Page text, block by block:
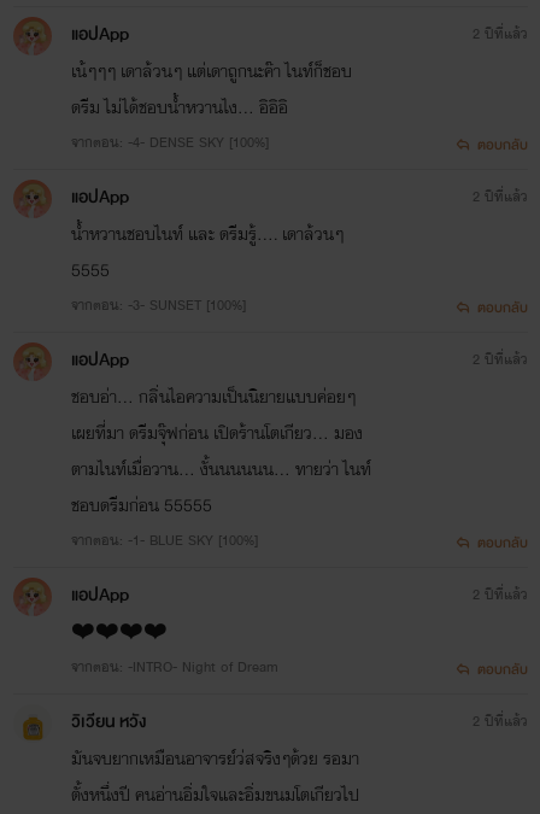
แอปApp
เน้ๆๆๆ เดาล้วนๆ แต่เดาถูกนะค๊า ไนท์ก็ชอบ
ดรีม ไม่ได้ชอบน้ำหวานไง... อิอิอิ
จากตอน: -4- DENSE SKY [100%]
2 ปีที่แล้ว
ตอบกลับ
แอปApp
น้ำหวานชอบไนท์ และ ดรีมรู้.... เดาล้วนๆ
5555
จากตอน: -3- SUNSET [100%]
2 ปีที่แล้ว
ตอบกลับ
แอปApp
ชอบอ่า... กลิ่นไอความเป็นนิยายแบบค่อยๆ
เผยที่มา ดรีมจุ๊ฟก่อน เปิดร้านโตเกียว... มอง
ตามไนท์เมื่อวาน... งั้นนนนนน... ทายว่า ไนท์
ชอบดรีมก่อน 55555
จากตอน: -1- BLUE SKY [100%]
2 ปีที่แล้ว
ตอบกลับ
แอปApp
❤️❤️❤️❤️
จากตอน: -INTRO- Night of Dream
2 ปีที่แล้ว
ตอบกลับ
วิเวียน หวัง
มันจบยากเหมือนอาจารย์ว่สจริงๆด้วย รอมา
ตั้งหนึ่งปี คนอ่านอิ่มใจและอิ่มขนมโตเกียวไป
2 ปีที่แล้ว